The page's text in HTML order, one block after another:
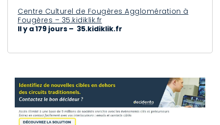
Centre Culturel de Fougères Agglomération à
Fougères – 35.kidiklik.fr
Il y a 179 jours – 35.kidiklik.fr